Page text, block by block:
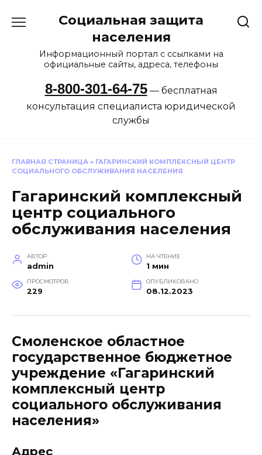
Социальная защита
населения
Информационный портал с ссылками на
официальные сайты, адреса, телефоны
8-800-301-64-75— бесплатная
консультация специалиста юридической
службы
ГЛАВНАЯ СТРАНИЦА » ГАГАРИНСКИЙ КОМПЛЕКСНЫЙ ЦЕНТР
СОЦИАЛЬНОГО ОБСЛУЖИВАНИЯ НАСЕЛЕНИЯ
Гагаринский комплексный
центр социального
обслуживания населения
АВТОР
admin
НА ЧТЕНИЕ
1 мин
ПРОСМОТРОВ
229
ОПУБЛИКОВАНО
08.12.2023
Смоленское областное
государственное бюджетное
учреждение «Гагаринский
комплексный центр
социального обслуживания
населения»
Адрес